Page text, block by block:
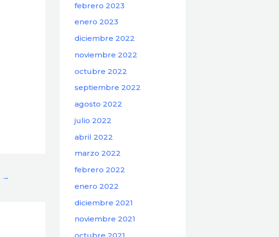
→
febrero 2023
enero 2023
diciembre 2022
noviembre 2022
octubre 2022
septiembre 2022
agosto 2022
julio 2022
abril 2022
marzo 2022
febrero 2022
enero 2022
diciembre 2021
noviembre 2021